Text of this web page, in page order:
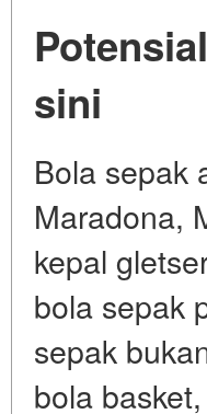
sini
Bola sepak
Maradona,
kepal
bola sepak
sepak
bola